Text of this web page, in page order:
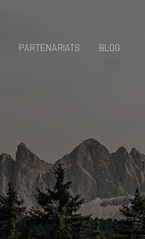
PARTENARIATS BLOG